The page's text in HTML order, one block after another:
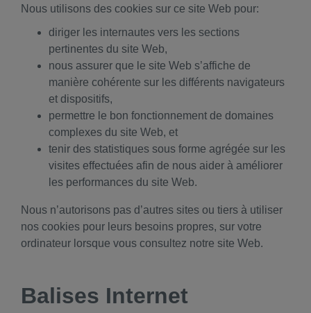
Nous utilisons des cookies sur ce site Web pour:
diriger les internautes vers les sections
pertinentes du site Web,
nous assurer que le site Web s’affiche de
manière cohérente sur les différents navigateurs
et dispositifs,
permettre le bon fonctionnement de domaines
complexes du site Web, et
tenir des statistiques sous forme agrégée sur les
visites effectuées afin de nous aider à améliorer
les performances du site Web.
Nous n’autorisons pas d’autres sites ou tiers à utiliser
nos cookies pour leurs besoins propres, sur votre
ordinateur lorsque vous consultez notre site Web.
Balises Internet